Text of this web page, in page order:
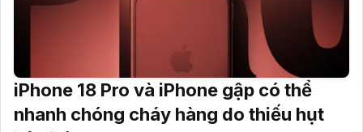
iPhone 18 Pro và iPhone gập có thể
nhanh chóng cháy hàng do thiếu hụt